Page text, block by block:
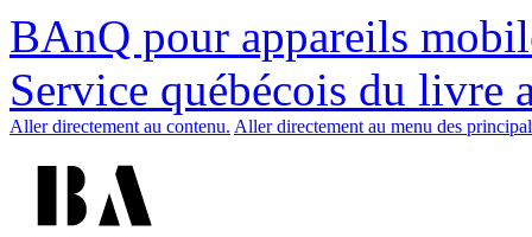
BAnQ pour appareils
Service québécois du livre
Aller directement au contenu. Aller directement au menu des